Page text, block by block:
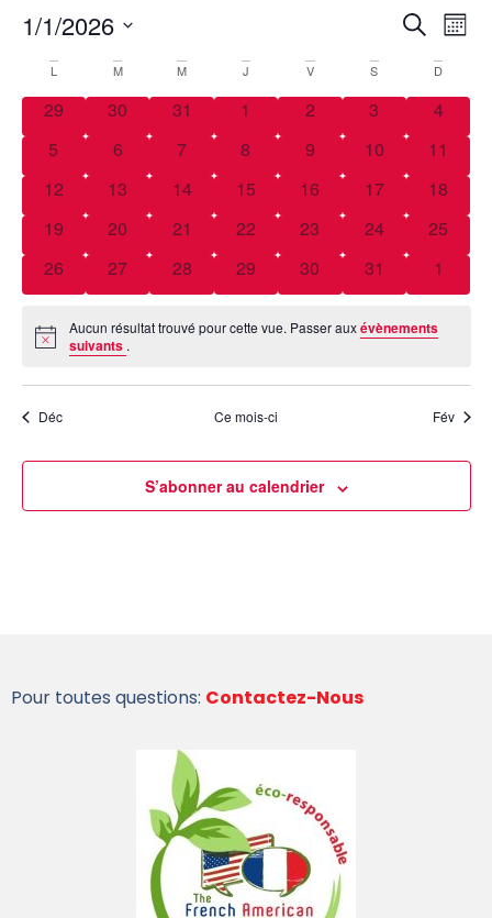
de
vues
Mois
1/1/2026
uneCalendrier
de
Évènements
L M M J V S D
0 évènements
29 0 évènements
30 0 évènements
31 0 évènements
1 0 évènements
2 0 évènements
3 0
4
0 évènements
5 0 évènements
6 0 évènements
7 0 évènements
8 0 évènements
9 0 évènements
10 0
11
0 évènements
12 0 évènements
13 0 évènements
14 0 évènements
15 0 évènements
16 0 évènements
17 0
18
0 évènements
19 0 évènements
20 0 évènements
21 0 évènements
22 0 évènements
23 0 évènements
24 0
25
0 évènements
26 0 évènements
27 0 évènements
28 0 évènements
29 0 évènements
30 0 évènements
31 0
1
Notice
Aucun résultat trouvé pour cette vue. Passer auxévènements
suivants .
Déc Ce mois-ci Fév
S’abonner au calendrier
Pour toutes questions: Contactez-Nous